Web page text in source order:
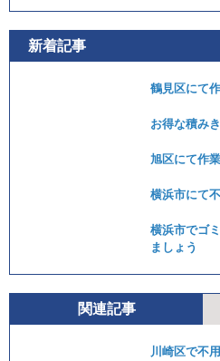
新着記事
鶴見区にて
お得な積み
旭区にて作
横浜市にて
横浜市でゴ
ましょう
関連記事
川崎区で不